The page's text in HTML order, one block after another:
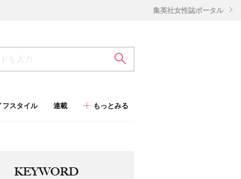
フスタイル 連載 もっとみる
集英社女性誌ポータル
KEYWORD